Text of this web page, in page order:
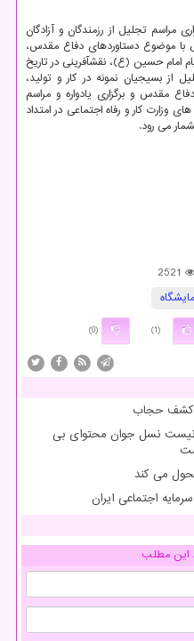
مراسم تجلیل از رزمندگان و آزادگان
با موضوع دستاوردهای دفاع مقدس،
امام حسین (ع)، نقش­آفرینی در تاریخ
از بسیجیان نمونه در کار و تولید،
مقدس و برگزاری یادواره و مراسم
وزارت کار و رفاه اجتماعی در امتداد
می رود.
2521
(1)
(0)
کشف حجاب
نیست نسل جوان محتوای بی
می کند
اجتماعی ایران
این مطلب